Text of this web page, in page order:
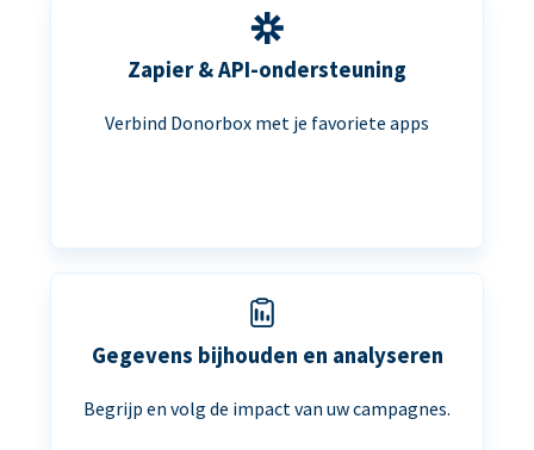
Zapier & API-ondersteuning
Verbind Donorbox met je favoriete apps
Gegevens bijhouden en analyseren
Begrijp en volg de impact van uw campagnes.